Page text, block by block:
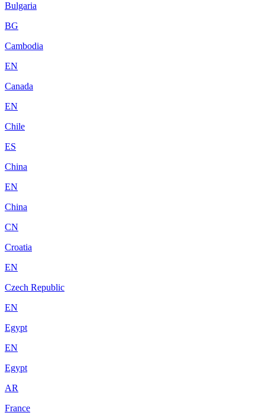
Bulgaria
BG
Cambodia
EN
Canada
EN
Chile
ES
China
EN
China
CN
Croatia
EN
Czech Republic
EN
Egypt
EN
Egypt
AR
France